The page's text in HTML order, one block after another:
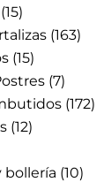
(163)
(15)
(7)
(172)
(12)
(10)